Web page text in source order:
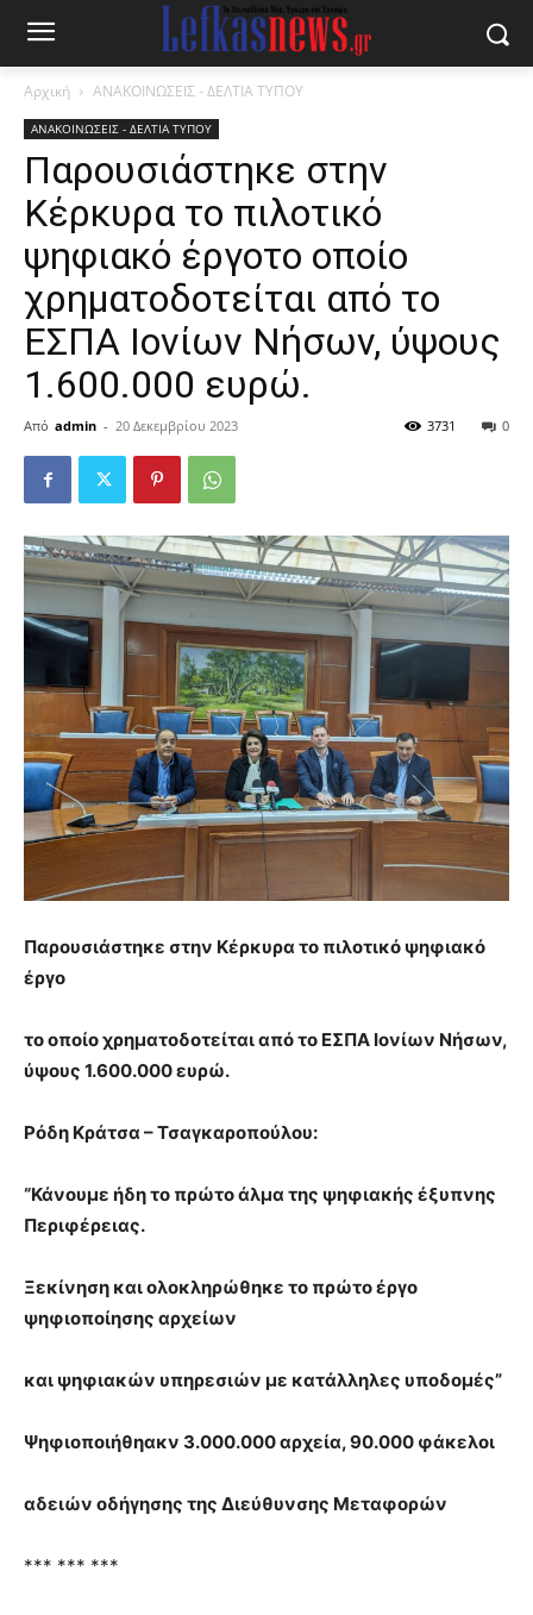
Αρχική ΑΝΑΚΟΙΝΩΣΕΙΣ - ΔΕΛΤΙΑ ΤΥΠΟΥ
ΑΝΑΚΟΙΝΩΣΕΙΣ - ΔΕΛΤΙΑ ΤΥΠΟΥ
Παρουσιάστηκε στην
Κέρκυρα το πιλοτικό
ψηφιακό έργοτο οποίο
χρηματοδοτείται από το
ΕΣΠΑ Ιονίων Νήσων, ύψους
1.600.000 ευρώ.
Από admin - 20 Δεκεμβρίου 2023 0
3731
Παρουσιάστηκε στην Κέρκυρα το πιλοτικό ψηφιακό
έργο
το οποίο χρηματοδοτείται από το ΕΣΠΑ Ιονίων Νήσων,
ύψους 1.600.000 ευρώ.
Ρόδη Κράτσα – Τσαγκαροπούλου:
“Κάνουμε ήδη το πρώτο άλμα της ψηφιακής έξυπνης
Περιφέρειας.
Ξεκίνηση και ολοκληρώθηκε το πρώτο έργο
ψηφιοποίησης αρχείων
και ψηφιακών υπηρεσιών με κατάλληλες υποδομές”
Ψηφιοποιήθηακν 3.000.000 αρχεία, 90.000 φάκελοι
αδειών οδήγησης της Διεύθυνσης Μεταφορών
*** *** ***